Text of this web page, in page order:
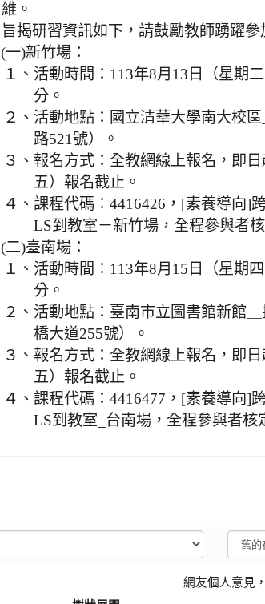
維。
旨揭研習資訊如下，請鼓勵教師踴躍參
(一)新竹場：
１、 活動時間：113年8月13日（星期
分。
２、 活動地點：國立清華大學南大校
路521號）。
３、 報名方式：全教網線上報名，即
五）報名截止。
４、 課程代碼：4416426，[素養導向]
LS到教室－新竹場，全程參與者
(二)臺南場：
１、 活動時間：113年8月15日（星期
分。
２、 活動地點：臺南市立圖書館新館
橋大道255號）。
３、 報名方式：全教網線上報名，即
五）報名截止。
４、 課程代碼：4416477，[素養導向]
LS到教室_台南場，全程參與者核
網友個人意見